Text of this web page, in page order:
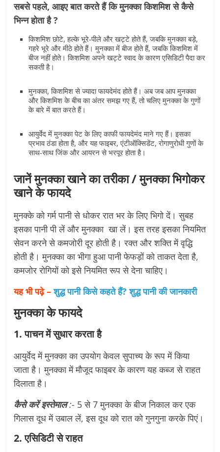
सबसे पहले, आइए बात करते हैं कि मुनक्का किशमिश से कैसे
भिन्न होता है ?
किशमिश छोटे, हल्के भूरे-पीले और खट्टे होते हैं, जबकि मुनक्का बड़े,
गहरे भूरे और मीठे होते हैं। मुनक्का में बीज होते हैं, जबकि किशमिश में
बीज नहीं होते। किशमिश अपने खट्टे स्वाद के कारण एसिडिटी पैदा कर
सकती है।
मुनक्का, किशमिश से ज्यादा फायदेमंद होते हैं। अब जब आप मुनक्का
और किशमिश के बीच का अंतर समझ गए हैं, तो चलिए मुनक्का के गुणों
के बारे में बात करते हैं।
आयुर्वेद में मुनक्का पेट के लिए काफी फायदेमंद माने गए हैं। इसका
प्रभाव ठंडा होता है, और यह फाइबर, एंटीऑक्सिडेंट, रोगाणुरोधी गुणों के
साथ-साथ जिंक और आयरन से भरपूर होता है।
जानें मुनक्का खाने का तरीका / मुनक्का भिगोकर
खाने के फायदे
मुनक्के को गर्म पानी से धोकर रात भर के लिए भिगो दें। सुबह
इसका पानी पी लें और मुनक्का खा लें। इस तरह इसका नियमित
सेवन करने से कमजोरी दूर होती है। रक्त और शक्ति में वृद्धि
होती है। मुनक्का का भीगा हुआ पानी फेफड़ों को ताकत देता है,
कमजोर रोगियों को इसे नियमित रूप से देना चाहिए।
यह भी पढ़े – शुद्ध पानी किसे कहते हैं? शुद्ध पानी की जानकारी
मुनक्का के फायदे
1. पाचन में सुधार करता है
आयुर्वेद में मुनक्का का उपयोग केवल सुपाच्य के रूप में किया
जाता है। मुनक्का में मौजूद फाइबर के कारण यह कब्ज से राहत
दिलाता है।
कैसे करें इस्तेमाल:- 5 से 7 मुनक्का के बीज निकाल कर एक
गिलास दूध में उबाल लें, इस दूध को रात को गुनगुना करके पिएं।
2. एसिडिटी से राहत